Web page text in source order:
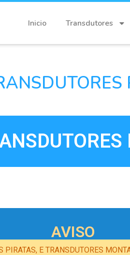
Inicio Transdutores
AVISO
PIRATAS, E TRANSDUTORES